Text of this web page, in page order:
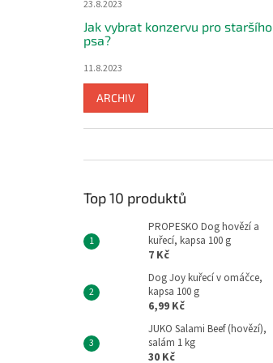
23.8.2023
Jak vybrat konzervu pro staršího
psa?
11.8.2023
ARCHIV
Top 10 produktů
PROPESKO Dog hovězí a
kuřecí, kapsa 100 g
7 Kč
Dog Joy kuřecí v omáčce,
kapsa 100 g
6,99 Kč
JUKO Salami Beef (hovězí),
salám 1 kg
30 Kč